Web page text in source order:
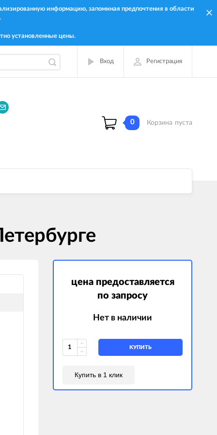
информацию, запоминая предпочтения в области
установленные цены.
Вход Регистрация
0 Корзина пуста
цена предоставляется
по запросу
Нет в наличии
КУПИТЬ
Купить в 1 клик